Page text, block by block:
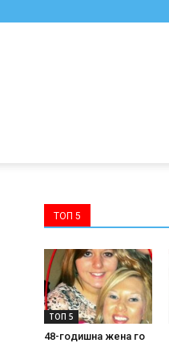
ТОП 5
ТОП 5
48-годишна жена го